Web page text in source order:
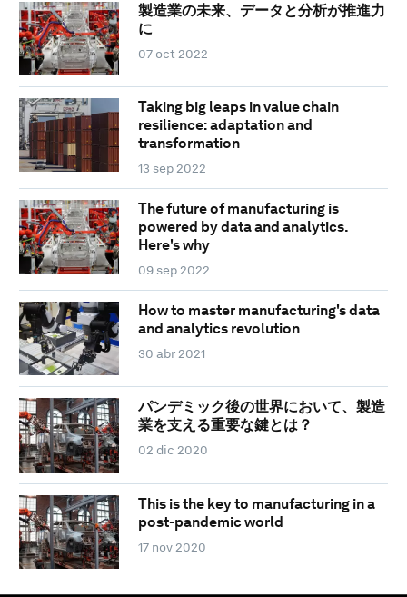
製造業の未来、データと分析が推進力
に
07 oct 2022
Taking big leaps in value chain
resilience: adaptation and
transformation
13 sep 2022
The future of manufacturing is
powered by data and analytics.
Here's why
09 sep 2022
How to master manufacturing's data
and analytics revolution
30 abr 2021
パンデミック後の世界において、製造
業を支える重要な鍵とは？
02 dic 2020
This is the key to manufacturing in a
post-pandemic world
17 nov 2020